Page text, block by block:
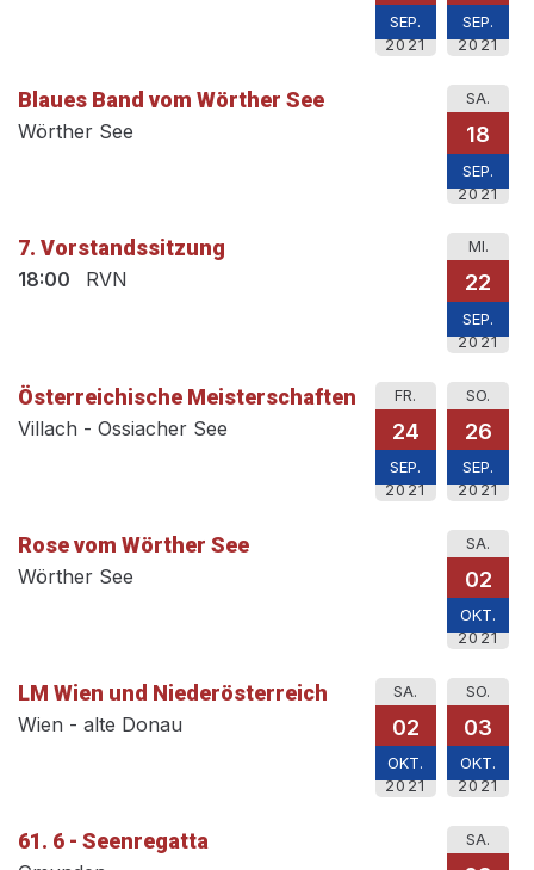
SEP.
2021
SEP.
2021
SA.
18
SEP.
2021
Blaues Band vom Wörther See
Wörther See
MI.
22
SEP.
2021
7. Vorstandssitzung
18:00 RVN
FR.
24
SEP.
2021
SO.
26
SEP.
2021
Österreichische Meisterschaften
Villach - Ossiacher See
SA.
02
OKT.
2021
Rose vom Wörther See
Wörther See
SA.
02
OKT.
2021
SO.
03
OKT.
2021
LM Wien und Niederösterreich
Wien - alte Donau
SA.
61. 6 - Seenregatta